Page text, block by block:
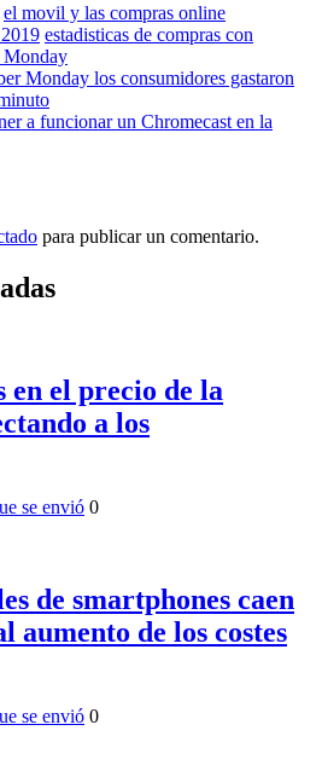
el movil y las compras online
estadisticas de compras con
​​Monday
​​Monday los consumidores gastaron
a funcionar un Chromecast en la
para publicar un comentario.
en el precio de la
a los
se envió 0
de smartphones caen
aumento de los costes
se envió 0